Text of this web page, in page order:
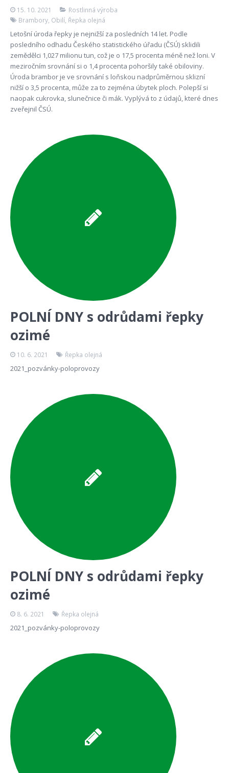
15. 10. 2021
Rostlinná výroba
Brambory Obilí Řepka olejná
Letošní úroda řepky je nejnižší za posledních 14 let. Podle
posledního odhadu Českého statistického úřadu (ČSÚ) sklidili
zemědělci 1,027 milionu tun, což je o 17,5 procenta méně než loni. V
meziročním srovnání si o 1,4 procenta pohoršily také obiloviny.
Úroda brambor je ve srovnání s loňskou nadprůměrnou sklizní
nižší o 3,5 procenta, může za to zejména úbytek ploch. Polepší si
naopak cukrovka, slunečnice či mák. Vyplývá to z údajů, které dnes
zveřejnil ČSÚ.
POLNÍ DNY s odrůdami řepky
ozimé
10. 6. 2021 Řepka olejná
2021_pozvánky-poloprovozy
POLNÍ DNY s odrůdami řepky
ozimé
8. 6. 2021 Řepka olejná
2021_pozvánky-poloprovozy